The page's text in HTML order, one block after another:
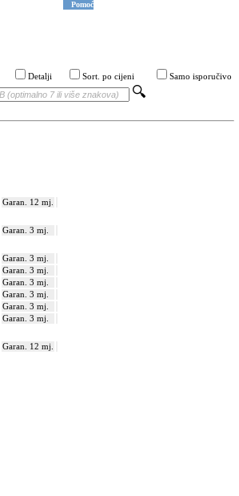
Pomoć
Detalji Sort. po cijeni Samo isporučivo
Garan. 12 mj.
Garan. 3 mj.
Garan. 3 mj.
Garan. 3 mj.
Garan. 3 mj.
Garan. 3 mj.
Garan. 3 mj.
Garan. 3 mj.
Garan. 12 mj.